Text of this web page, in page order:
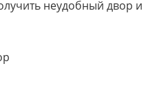
неудобный двор и